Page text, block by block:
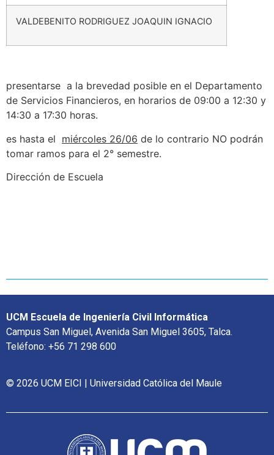
VALDEBENITO RODRIGUEZ JOAQUIN IGNACIO
presentarse a la brevedad posible en el Departamento
de Servicios Financieros, en horarios de 09:00 a 12:30 y
14:30 a 17:30 horas.
es hasta el miércoles 26/06 de lo contrario NO podrán
tomar ramos para el 2° semestre.
Dirección de Escuela
UCM Escuela de Ingeniería Civil Informática
Campus San Miguel, Avenida San Miguel 3605, Talca.
Teléfono: +56 71 298 600
© 2026 UCM EICI | Universidad Católica del Maule